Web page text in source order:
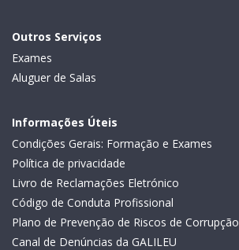
Outros Serviços
Exames
Aluguer de Salas
Informações Úteis
Condições Gerais: Formação e Exames
Política de privacidade
Livro de Reclamações Eletrónico
Código de Conduta Profissional
Plano de Prevenção de Riscos de Corrupção
Canal de Denúncias da GALILEU